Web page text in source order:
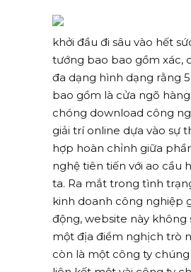
khởi đầu đi sâu vào hết
tướng bao bao gồm xác,
đa dạng hình dạng rằng
bao gồm là cửa ngõ
chóng download công
giải trí online dựa vào sự
hợp hoàn chỉnh giữa
nghệ tiên tiến với ao cầu
ta. Ra mắt trong tình
kinh doanh công nghiệp
động, website này không
một địa điểm nghịch trò
còn là một công ty